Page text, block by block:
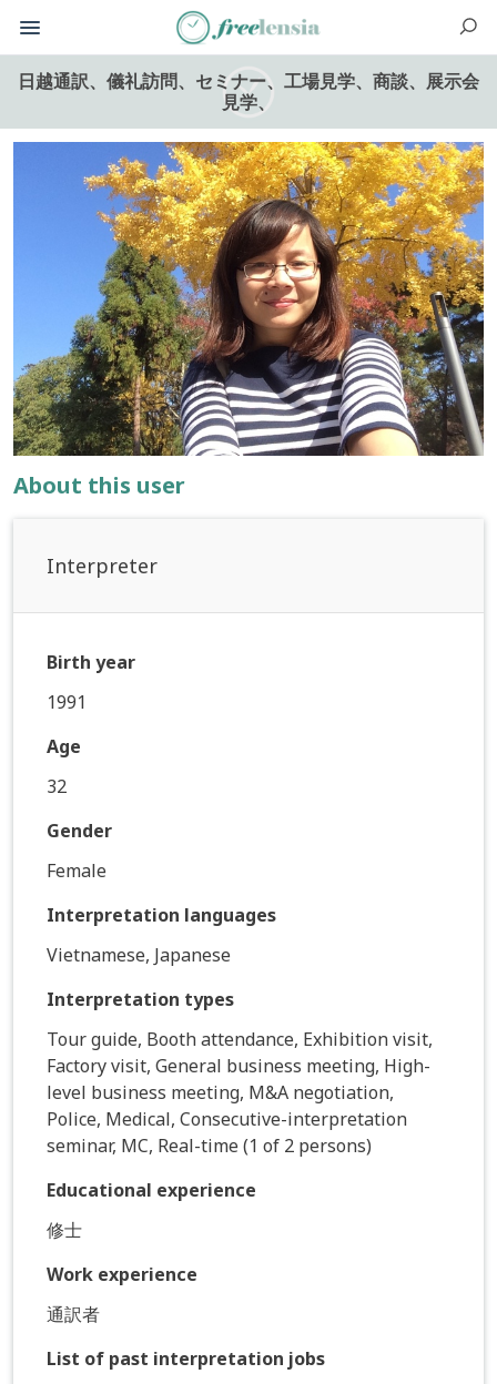
日越通訳、儀礼訪問、セミナー、工場見学、商談、展示会
見学、
About this user
Interpreter
Birth year
1991
Age
32
Gender
Female
Interpretation languages
Vietnamese, Japanese
Interpretation types
Tour guide, Booth attendance, Exhibition visit,
Factory visit, General business meeting, High-
level business meeting, M&A negotiation,
Police, Medical, Consecutive-interpretation
seminar, MC, Real-time (1 of 2 persons)
Educational experience
修士
Work experience
通訳者
List of past interpretation jobs